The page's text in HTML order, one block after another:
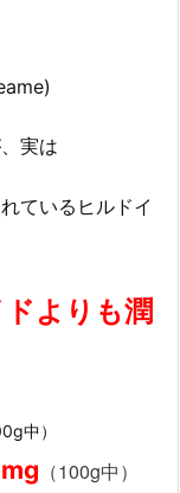
実は
ているヒルドイ
よりも潤
中）
（100g中）